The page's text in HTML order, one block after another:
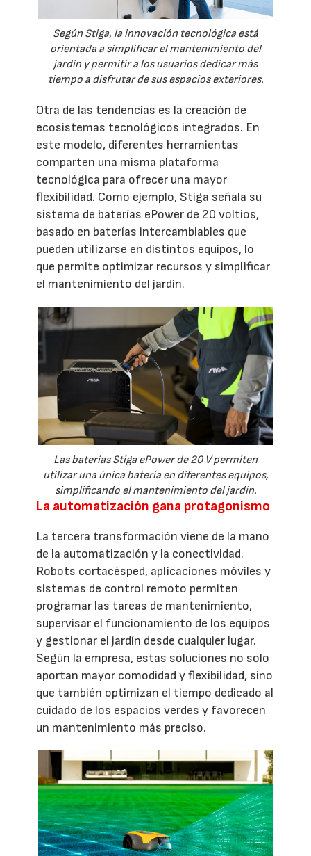
Según Stiga, la innovación tecnológica está
orientada a simplificar el mantenimiento del
jardín y permitir a los usuarios dedicar más
tiempo a disfrutar de sus espacios exteriores.
Otra de las tendencias es la creación de
ecosistemas tecnológicos integrados. En
este modelo, diferentes herramientas
comparten una misma plataforma
tecnológica para ofrecer una mayor
flexibilidad. Como ejemplo, Stiga señala su
sistema de baterías ePower de 20 voltios,
basado en baterías intercambiables que
pueden utilizarse en distintos equipos, lo
que permite optimizar recursos y simplificar
el mantenimiento del jardín.
Las baterías Stiga ePower de 20 V permiten
utilizar una única batería en diferentes equipos,
simplificando el mantenimiento del jardín.
La automatización gana protagonismo
La tercera transformación viene de la mano
de la automatización y la conectividad.
Robots cortacésped, aplicaciones móviles y
sistemas de control remoto permiten
programar las tareas de mantenimiento,
supervisar el funcionamiento de los equipos
y gestionar el jardín desde cualquier lugar.
Según la empresa, estas soluciones no solo
aportan mayor comodidad y flexibilidad, sino
que también optimizan el tiempo dedicado al
cuidado de los espacios verdes y favorecen
un mantenimiento más preciso.